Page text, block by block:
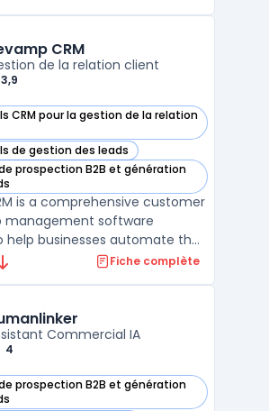
intégrée. La solu ...
CRM
de la relation client
3,9
CRM pour la gestion de la relation
CRM dans cette catégorie
de gestion des leads
CRM dans cette catégorie
prospection B2B et génération
CRM dans cette catégorie
is a comprehensive customer
management software
help businesses automate their
process and
simplifies lead tracking, email
...
Fiche complète
Commercial IA
4
prospection B2B et génération
dans cette catégorie